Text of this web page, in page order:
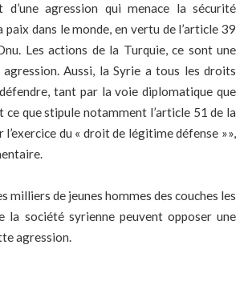
agression qui menace la sécurité
dans le monde, en vertu de l’article 39
Les actions de la Turquie, ce sont une
Aussi, la Syrie a tous les droits
tant par la voie diplomatique que
ce que stipule notamment l’article 51 de la
l’exercice du « droit de légitime défense »»,
milliers de jeunes hommes des couches les
la société syrienne peuvent opposer une
agression.